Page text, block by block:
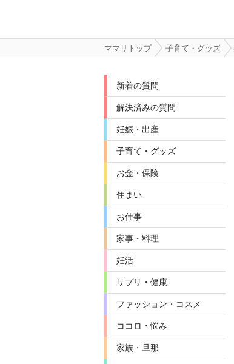
ママリトップ 子育て・グッズ
新着の質問
解決済みの質問
妊娠・出産
子育て・グッズ
お金・保険
住まい
お仕事
家事・料理
妊活
サプリ・健康
ファッション・コスメ
ココロ・悩み
家族・旦那